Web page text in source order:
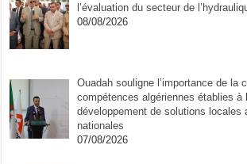
l’évaluation du secteur de
08/08/2026
Ouadah souligne l’importance de la
compétences algériennes établies à
développement de solutions locales
nationales
07/08/2026